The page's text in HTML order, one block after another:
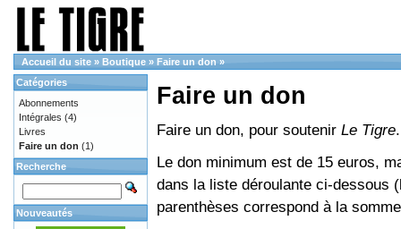
Accueil du site » Boutique » Faire un don »
Faire un don
Faire un don, pour soutenir Le Tigre.
Le don minimum est de 15 euros,
dans la liste déroulante ci-dessous
parenthèses correspond à la
Catégories
Abonnements
Intégrales (4)
Livres
Faire un don (1)
Recherche
Nouveautés